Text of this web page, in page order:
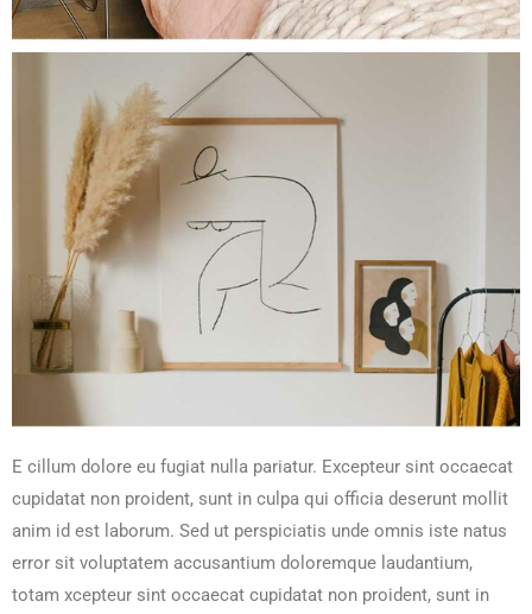
E cillum dolore eu fugiat nulla pariatur. Excepteur sint occaecat
cupidatat non proident, sunt in culpa qui officia deserunt mollit
anim id est laborum. Sed ut perspiciatis unde omnis iste natus
error sit voluptatem accusantium doloremque laudantium,
totam xcepteur sint occaecat cupidatat non proident, sunt in